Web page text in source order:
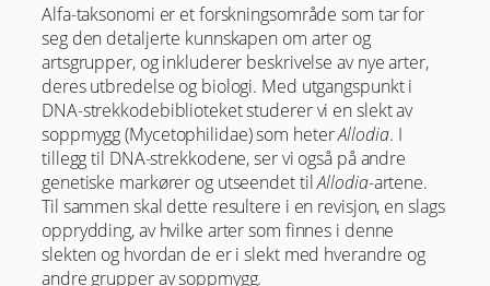
Alfa-taksonomi er et forskningsområde som tar for
seg den detaljerte kunnskapen om arter og
artsgrupper, og inkluderer beskrivelse av nye arter,
deres utbredelse og biologi. Med utgangspunkt i
DNA-strekkodebiblioteket studerer vi en slekt av
soppmygg (Mycetophilidae) som heterAllodia. I
tillegg til DNA-strekkodene, ser vi også på andre
genetiske markører og utseendet tilAllodia-artene.
Til sammen skal dette resultere i en revisjon, en slags
opprydding, av hvilke arter som finnes i denne
slekten og hvordan de er i slekt med hverandre og
andre grupper av soppmygg.